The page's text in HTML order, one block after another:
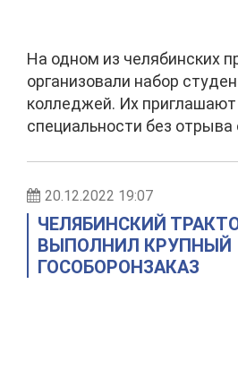
На одном из челябинских
организовали набор
колледжей. Их приглашают
специальности без отрыва
20.12.2022 19:07
ЧЕЛЯБИНСКИЙ
ВЫПОЛНИЛ КРУПНЫЙ
ГОСОБОРОНЗАКАЗ